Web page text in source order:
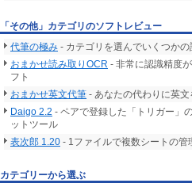
「その他」カテゴリのソフトレビュー
代筆の極み - カテゴリを選んでいくつか
おまかせ読み取りOCR - 非常に認識精度
フト
おまかせ英文代筆 - あなたの代わりに英
Daigo 2.2 - ペアで登録した「トリガー」
ットツール
表次郎 1.20 - 1ファイルで複数シートの管
カテゴリーから選ぶ